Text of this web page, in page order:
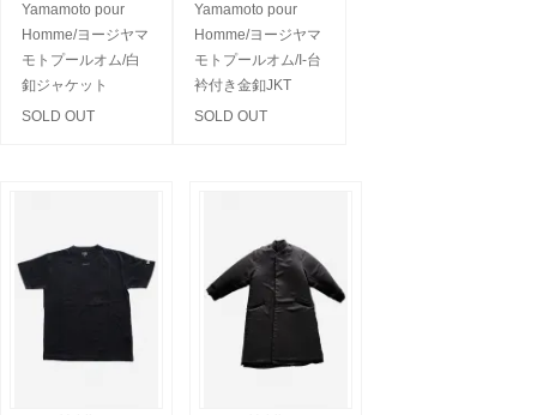
Yamamoto pour
Homme/ヨージヤマ
モトプールオム/白
釦ジャケット
SOLD OUT
Yamamoto pour
Homme/ヨージヤマ
モトプールオム/I-台
衿付き金釦JKT
SOLD OUT